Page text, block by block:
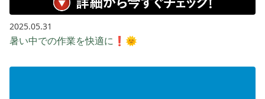
2025.05.31
暑い中での作業を快適に❗🌞